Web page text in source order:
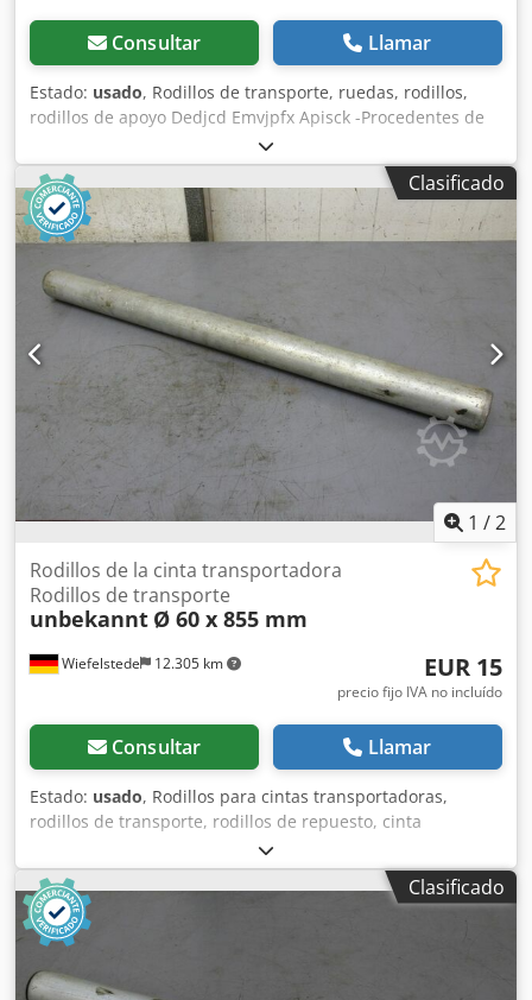
Consultar Llamar
Estado: usado, Rodillos de transporte, ruedas, rodillos,
rodillos de apoyo Dedjcd Emvjpfx Apisck -Procedentes de
un sistema de tarimas -Diámetro de los rodillos: 125 mm -
Cantidad: 108 juegos de rodillos disponibles -Precio: por
unidad -Dimensiones: 505/135/A50 mm -Peso propio: 2 kg
Clasificado
1 /2
Wiefelstede 12.305 km
Rodillos de la cinta transportadora
Rodillos de transporte
unbekannt Ø 60 x 855 mm
EUR 15
precio fijo IVA no incluído
Consultar Llamar
Estado: usado, Rodillos para cintas transportadoras,
rodillos de transporte, rodillos de repuesto, cinta
transportadora, sistema de rodillos, rodillos de soporte
Djdpfx Aed I R Szepisck -Diámetro del rodillo: 60 mm -
Ancho del rodillo de transporte: 855 mm -Diámetro del eje:
Ø 12 mm -Precio: por unidad -Cantidad: 8 unidades -
Dimensiones: Ø 60/860 mm -Peso: 4 kg/unidad
Clasificado